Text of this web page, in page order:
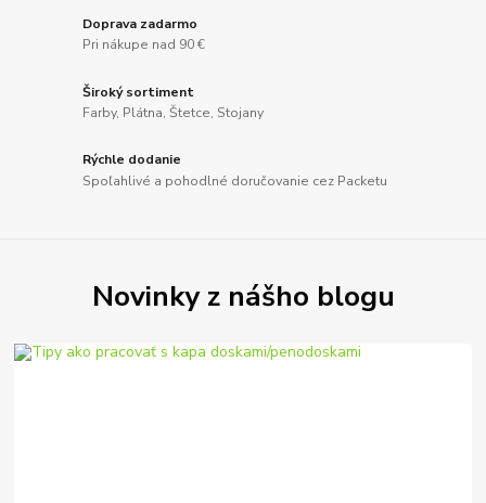
Doprava zadarmo
Pri nákupe nad 90 €
Široký sortiment
Farby, Plátna, Štetce, Stojany
Rýchle dodanie
Spoľahlivé a pohodlné doručovanie cez Packetu
Novinky z nášho blogu